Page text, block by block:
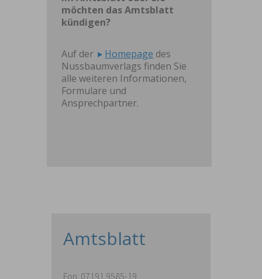
möchten das Amtsblatt
kündigen?
Auf der Homepage des
Nussbaumverlags finden Sie
alle weiteren Informationen,
Formulare und
Ansprechpartner.
Amtsblatt
Fon: 07191 9585-19